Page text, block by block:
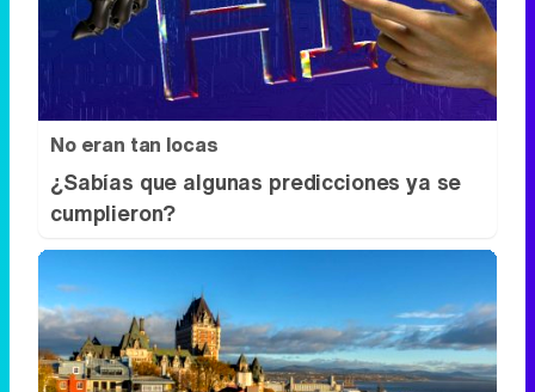
¿Sabías que algunas predicciones ya se
cumplieron?
Dónde viajar en 2026